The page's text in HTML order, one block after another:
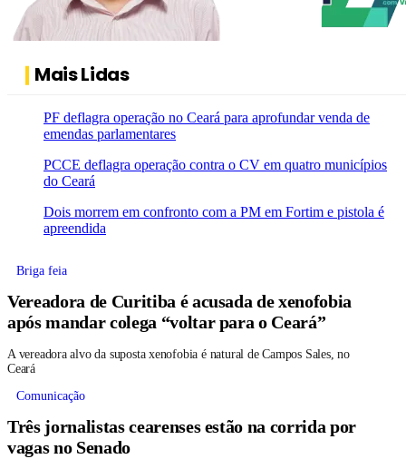
Mais Lidas
PF deflagra operação no Ceará para aprofundar venda de
emendas parlamentares
PCCE deflagra operação contra o CV em quatro municípios
do Ceará
Dois morrem em confronto com a PM em Fortim e pistola é
apreendida
Briga feia
Vereadora de Curitiba é acusada de xenofobia
após mandar colega “voltar para o Ceará”
A vereadora alvo da suposta xenofobia é natural de Campos Sales, no
Ceará
Comunicação
Três jornalistas cearenses estão na corrida por
vagas no Senado